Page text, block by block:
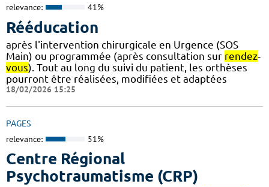
relevance: 41%
Rééducation
après l'intervention chirurgicale en Urgence (SOS
Main) ou programmée (après consultation sur rendez-
vous). Tout au long du suivi du patient, les orthèses
pourront être réalisées, modifiées et adaptées
18/02/2026 15:25
PAGES
relevance: 51%
Centre Régional
Psychotraumatisme (CRP)